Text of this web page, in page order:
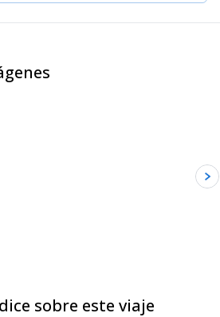
sobre este viaje